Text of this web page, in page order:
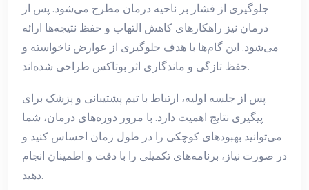
جلوگیری از فشار بر ناحیه درمان مطرح می‌شود. پس از
درمان نیز راهکارهای کاهش التهاب و حفظ نتیجه‌ها ارائه
می‌شود. این گام‌ها با هدف جلوگیری از عوارض ناخواسته و
حفظ تازگی و ماندگاری اثر بوتاکس طراحی شده‌اند.
پس از جلسه اولیه، ارتباط با تیم پشتیبانی و پزشک برای
پیگیری نتایج اهمیت دارد. با مرور دوره‌های درمان، شما
می‌توانید بهبودهای کوچکی را در طول زمان احساس کنید و
در صورت نیاز، برنامه‌های تکمیلی را با دقت و اطمینان انجام
دهید.